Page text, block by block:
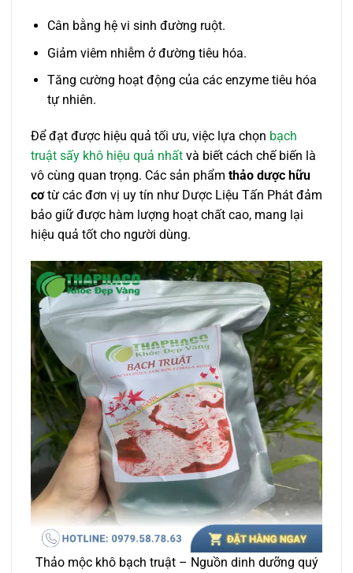
Cân bằng hệ vi sinh đường ruột.
Giảm viêm nhiễm ở đường tiêu hóa.
Tăng cường hoạt động của các enzyme tiêu hóa
tự nhiên.
Để đạt được hiệu quả tối ưu, việc lựa chọn bạch
truật sấy khô hiệu quả nhất và biết cách chế biến là
vô cùng quan trọng. Các sản phẩm thảo dược hữu
cơtừ các đơn vị uy tín như Dược Liệu Tấn Phát đảm
bảo giữ được hàm lượng hoạt chất cao, mang lại
hiệu quả tốt cho người dùng.
Thảo mộc khô bạch truật – Nguồn dinh dưỡng quý